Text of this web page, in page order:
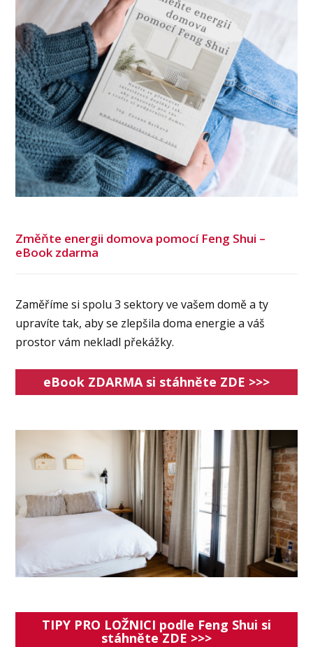
Změňte energii domova pomocí Feng Shui –
eBook zdarma
Zaměříme si spolu 3 sektory ve vašem domě a ty
upravíte tak, aby se zlepšila doma energie a váš
prostor vám nekladl překážky.
eBook ZDARMA si stáhněte ZDE >>>
TIPY PRO LOŽNICI podle Feng Shui si
stáhněte ZDE >>>